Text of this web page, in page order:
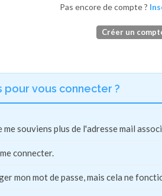
Pas encore de compte ?
Créer un
pour vous connecter ?
souviens plus de l'adresse mail
connecter.
mon mot de passe, mais cela ne